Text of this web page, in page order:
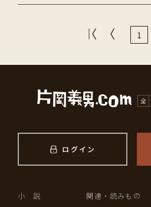
1
ログイン
小 説 関連・読みもの